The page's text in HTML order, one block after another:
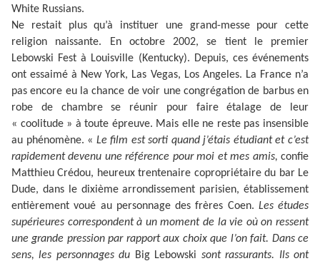
White Russians.
Ne restait plus qu’à instituer une grand-messe pour cette
religion naissante. En octobre 2002, se tient le premier
Lebowski Fest à Louisville (Kentucky). Depuis, ces événements
ont essaimé à New York, Las Vegas, Los Angeles. La France n’a
pas encore eu la chance de voir une congrégation de barbus en
robe de chambre se réunir pour faire étalage de leur
« coolitude » à toute épreuve. Mais elle ne reste pas insensible
au phénomène. « Le film est sorti quand j’étais étudiant et c’est
rapidement devenu une référence pour moi et mes amis, confie
Matthieu Crédou, heureux trentenaire copropriétaire du bar Le
Dude, dans le dixième arrondissement parisien, établissement
entièrement voué au personnage des frères Coen. Les études
supérieures correspondent à un moment de la vie où on ressent
une grande pression par rapport aux choix que l’on fait. Dans ce
sens, les personnages du Big Lebowski sont rassurants. Ils ont